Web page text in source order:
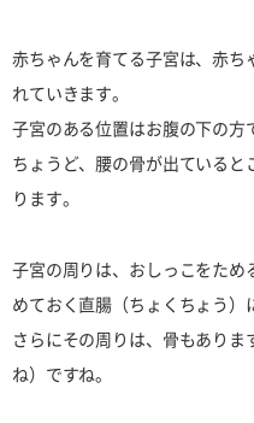
赤ちゃんを育てる子宮は、赤ち
れていきます。
子宮のある位置はお腹の下の方
ちょうど、腰の骨が出ている
ります。
子宮の周りは、おしっこをた
めておく直腸（ちょくちょう）
さらにその周りは、骨もあり
ね）ですね。